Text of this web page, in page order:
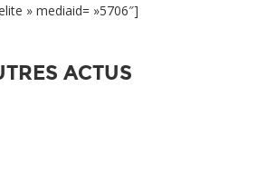
» mediaid= »5706″]
ACTUS